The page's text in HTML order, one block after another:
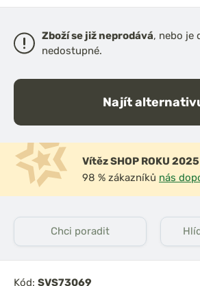
Zboží se již neprodává, nebo je
nedostupné.
Najít
Vítěz SHOP ROKU 2025
98 % zákazníků nás
Chci poradit
Kód: SVS73069